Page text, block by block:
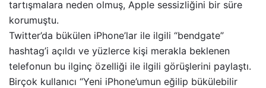
tartışmalara neden olmuş, Apple sessizliğini bir süre
korumuştu.
Twitter’da bükülen iPhone’lar ile ilgili “bendgate”
hashtag’i açıldı ve yüzlerce kişi merakla beklenen
telefonun bu ilginç özelliği ile ilgili görüşlerini paylaştı.
Birçok kullanıcı “Yeni iPhone’umun eğilip bükülebilir